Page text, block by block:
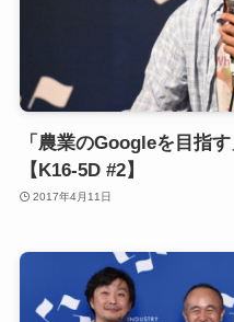
「農業のGoogleを目指
【K16-5D #2】
2017年4月11日